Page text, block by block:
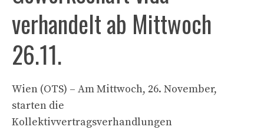
verhandelt ab Mittwoch
26.11.
Wien (OTS) – Am Mittwoch, 26. November,
starten die
Kollektivvertragsverhandlungen